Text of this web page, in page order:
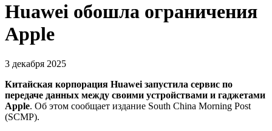
Huawei обошла ограничения
Apple
3 декабря 2025
Китайская корпорация Huawei запустила сервис по
передаче данных между своими устройствами и гаджетами
Apple. Об этом сообщает издание South China Morning Post
(SCMP).